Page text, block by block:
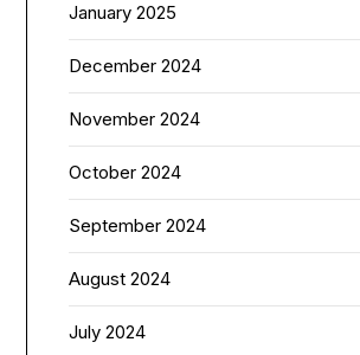
January 2025
December 2024
November 2024
October 2024
September 2024
August 2024
July 2024